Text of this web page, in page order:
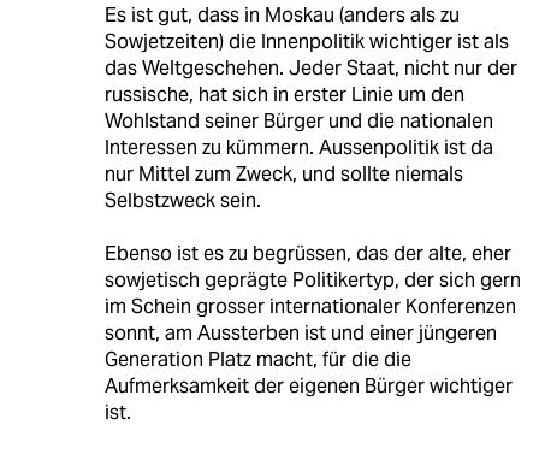
Es ist gut, dass in Moskau (anders als zu
Sowjetzeiten) die Innenpolitik wichtiger ist als
das Weltgeschehen. Jeder Staat, nicht nur der
russische, hat sich in erster Linie um den
Wohlstand seiner Bürger und die nationalen
Interessen zu kümmern. Aussenpolitik ist da
nur Mittel zum Zweck, und sollte niemals
Selbstzweck sein.
Ebenso ist es zu begrüssen, das der alte, eher
sowjetisch geprägte Politikertyp, der sich gern
im Schein grosser internationaler Konferenzen
sonnt, am Aussterben ist und einer jüngeren
Generation Platz macht, für die die
Aufmerksamkeit der eigenen Bürger wichtiger
ist.